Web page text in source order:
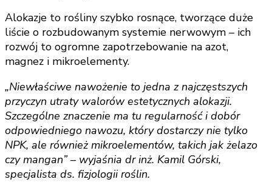
Alokazje to rośliny szybko rosnące, tworzące duże
liście o rozbudowanym systemie nerwowym – ich
rozwój to ogromne zapotrzebowanie na azot,
magnez i mikroelementy.
„Niewłaściwe nawożenie to jedna z najczęstszych
przyczyn utraty walorów estetycznych alokazji.
Szczególne znaczenie ma tu regularność i dobór
odpowiedniego nawozu, który dostarczy nie tylko
NPK, ale również mikroelementów, takich jak żelazo
czy mangan” – wyjaśnia dr inż. Kamil Górski,
specjalista ds. fizjologii roślin.